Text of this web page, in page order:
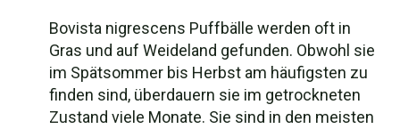
Bovista nigrescens Puffbälle werden oft in
Gras und auf Weideland gefunden. Obwohl sie
im Spätsommer bis Herbst am häufigsten zu
finden sind, überdauern sie im getrockneten
Zustand viele Monate. Sie sind in den meisten